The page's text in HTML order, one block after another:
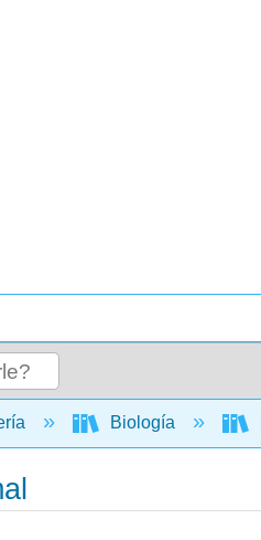
global
Biología